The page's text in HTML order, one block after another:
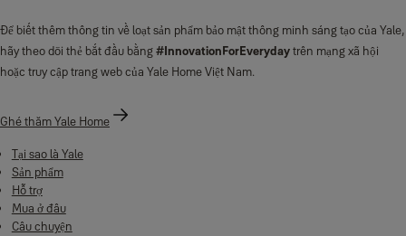
Để biết thêm thông tin về loạt sản phẩm bảo mật thông minh sáng tạo của Yale,
hãy theo dõi thẻ bắt đầu bằng#InnovationForEverydaytrên mạng xã hội
hoặc truy cập trang web của Yale Home Việt Nam.
Ghé thăm Yale Home
Tại sao là Yale
Sản phẩm
Hỗ trợ
Mua ở đâu
Câu chuyện